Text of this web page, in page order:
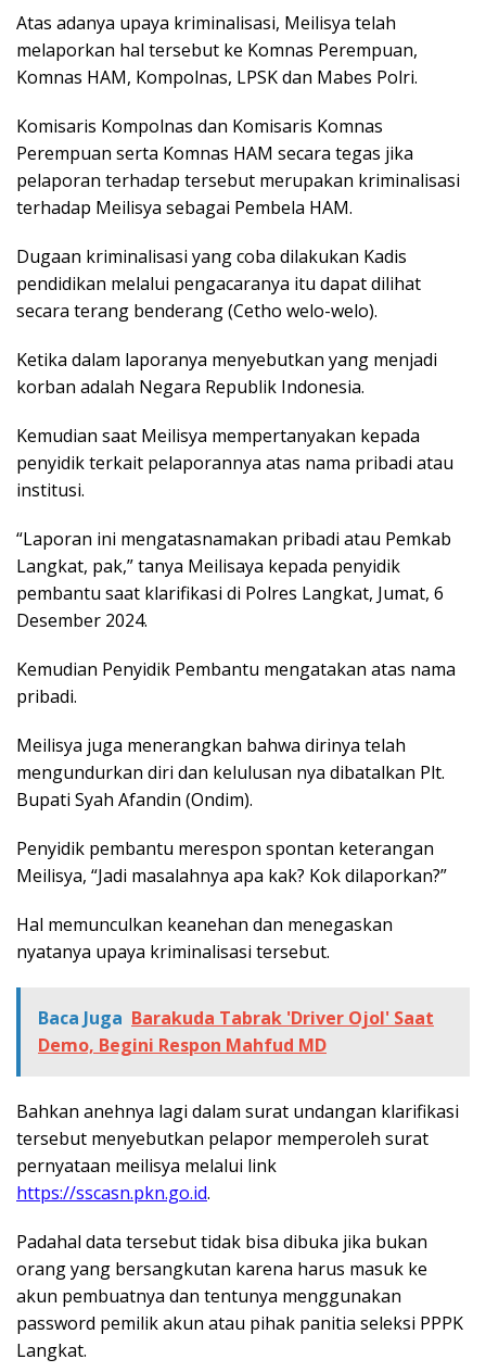
Atas adanya upaya kriminalisasi, Meilisya telah
melaporkan hal tersebut ke Komnas Perempuan,
Komnas HAM, Kompolnas, LPSK dan Mabes Polri.
Komisaris Kompolnas dan Komisaris Komnas
Perempuan serta Komnas HAM secara tegas jika
pelaporan terhadap tersebut merupakan kriminalisasi
terhadap Meilisya sebagai Pembela HAM.
Dugaan kriminalisasi yang coba dilakukan Kadis
pendidikan melalui pengacaranya itu dapat dilihat
secara terang benderang (Cetho welo-welo).
Ketika dalam laporanya menyebutkan yang menjadi
korban adalah Negara Republik Indonesia.
Kemudian saat Meilisya mempertanyakan kepada
penyidik terkait pelaporannya atas nama pribadi atau
institusi.
“Laporan ini mengatasnamakan pribadi atau Pemkab
Langkat, pak,” tanya Meilisaya kepada penyidik
pembantu saat klarifikasi di Polres Langkat, Jumat, 6
Desember 2024.
Kemudian Penyidik Pembantu mengatakan atas nama
pribadi.
Meilisya juga menerangkan bahwa dirinya telah
mengundurkan diri dan kelulusan nya dibatalkan Plt.
Bupati Syah Afandin (Ondim).
Penyidik pembantu merespon spontan keterangan
Meilisya, “Jadi masalahnya apa kak? Kok dilaporkan?”
Hal memunculkan keanehan dan menegaskan
nyatanya upaya kriminalisasi tersebut.
Baca Juga Barakuda Tabrak 'Driver Ojol' Saat
Demo, Begini Respon Mahfud MD
Bahkan anehnya lagi dalam surat undangan klarifikasi
tersebut menyebutkan pelapor memperoleh surat
pernyataan meilisya melalui link
https://sscasn.pkn.go.id.
Padahal data tersebut tidak bisa dibuka jika bukan
orang yang bersangkutan karena harus masuk ke
akun pembuatnya dan tentunya menggunakan
password pemilik akun atau pihak panitia seleksi PPPK
Langkat.